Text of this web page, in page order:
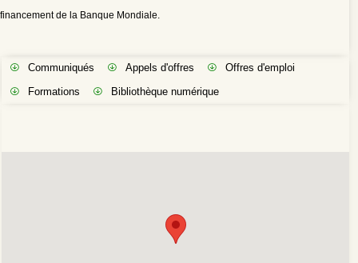
financement de la Banque Mondiale.
Communiqués Appels d'offres
Offres d'emploi
Formations
Bibliothèque numérique